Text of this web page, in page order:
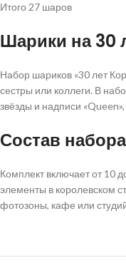
Итого 27 шаров
Шарики на 30
Набор шариков «30 лет
сестры или коллеги. В
звёзды и надписи
Состав
Комплект включает от 10
элементы в королевском
фотозоны, кафе или